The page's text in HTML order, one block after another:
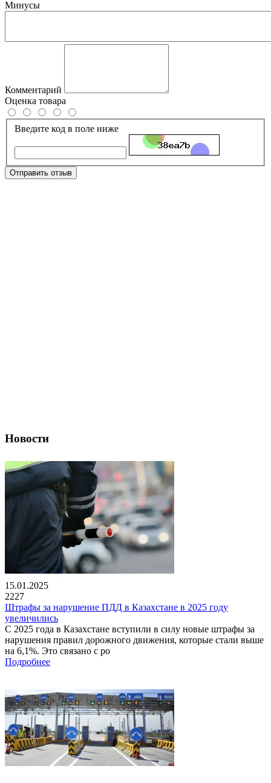
Минусы
Комментарий
Оценка товара
Введите код в поле ниже
Отправить отзыв
Новости
15.01.2025
2227
Штрафы за нарушение ПДД в Казахстане в 2025 году
увеличились
С 2025 года в Казахстане вступили в силу новые штрафы за
нарушения правил дорожного движения, которые стали выше
на 6,1%. Это связано с ро
Подробнее